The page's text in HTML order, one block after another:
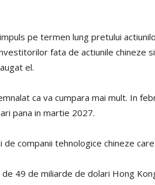
pe termen lung pretului
fata de actiunile chineze
el.
ca va cumpara mai mult. In
pana in martie 2027.
companii tehnologice chineze
49 de miliarde de dolari Hong